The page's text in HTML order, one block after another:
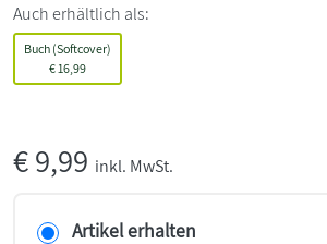
Auch erhältlich als:
Buch (Softcover)
€ 16,99
€9,99 inkl. MwSt.
Artikel erhalten